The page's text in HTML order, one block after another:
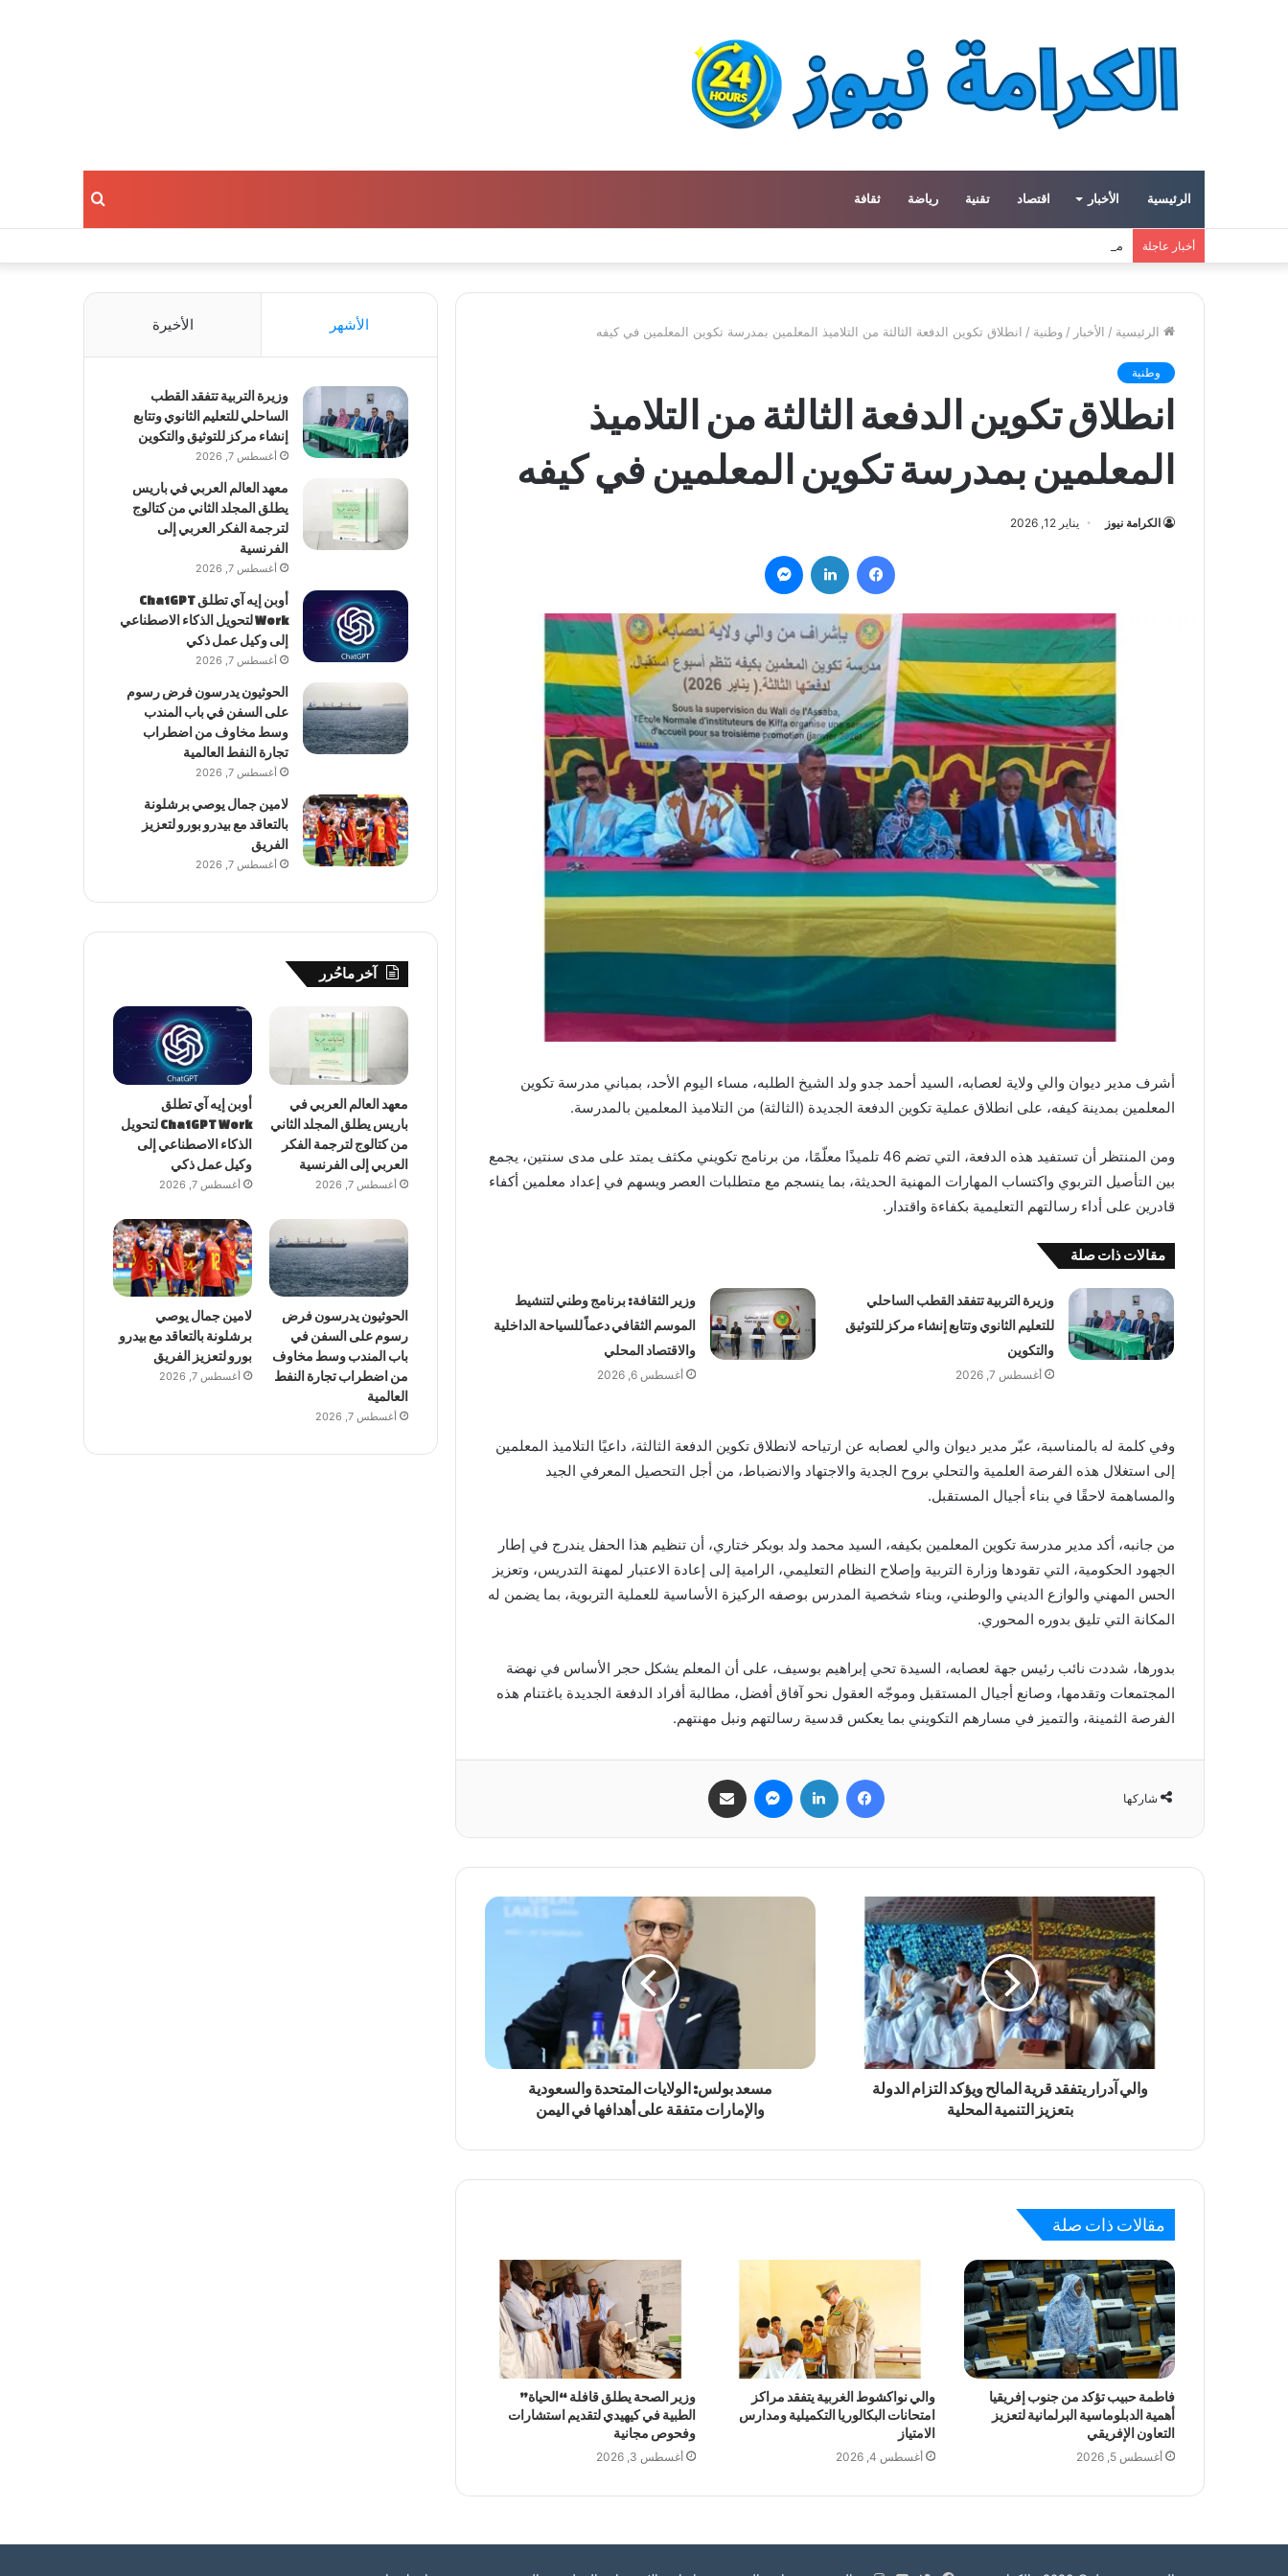
الرئيسية الأخبار اقتصاد تقنية رياضة ثقافة بحث
أخبار عاجلة معهد العالم العربي في باريس يطلق المجلد الثاني من كتالوج لترجمة الفكر العربي إلى الفرنسية
الرئيسية / الأخبار / وطنية / انطلاق تكوين الدفعة الثالثة من التلاميذ المعلمين بمدرسة تكوين المعلمين في كيفه
وطنية
انطلاق تكوين الدفعة الثالثة من التلاميذ
المعلمين بمدرسة تكوين المعلمين في كيفه
الكرامة نيوز يناير 12, 2026
فيسبوك لينكدإن
أشرف مدير ديوان والي ولاية لعصابه، السيد أحمد جدو ولد الشيخ الطلبه، مساء اليوم الأحد، بمباني مدرسة تكوين
المعلمين بمدينة كيفه، على انطلاق عملية تكوين الدفعة الجديدة (الثالثة) من التلاميذ المعلمين بالمدرسة.
ومن المنتظر أن تستفيد هذه الدفعة، التي تضم 46 تلميذًا معلّمًا، من برنامج تكويني مكثف يمتد على مدى سنتين، يجمع
بين التأصيل التربوي واكتساب المهارات المهنية الحديثة، بما ينسجم مع متطلبات العصر ويسهم في إعداد معلمين أكفاء
قادرين على أداء رسالتهم التعليمية بكفاءة واقتدار.
مقالات ذات صلة
وزيرة التربية تتفقد القطب الساحلي
للتعليم الثانوي وتتابع إنشاء مركز للتوثيق
والتكوين
أغسطس 7, 2026
وزير الثقافة: برنامج وطني لتنشيط
الموسم الثقافي دعماً للسياحة الداخلية
والاقتصاد المحلي
أغسطس 6, 2026
وفي كلمة له بالمناسبة، عبّر مدير ديوان والي لعصابه عن ارتياحه لانطلاق تكوين الدفعة الثالثة، داعيًا التلاميذ المعلمين
إلى استغلال هذه الفرصة العلمية والتحلي بروح الجدية والاجتهاد والانضباط، من أجل التحصيل المعرفي الجيد
والمساهمة لاحقًا في بناء أجيال المستقبل.
من جانبه، أكد مدير مدرسة تكوين المعلمين بكيفه، السيد محمد ولد بوبكر ختاري، أن تنظيم هذا الحفل يندرج في إطار
الجهود الحكومية، التي تقودها وزارة التربية وإصلاح النظام التعليمي، الرامية إلى إعادة الاعتبار لمهنة التدريس، وتعزيز
الحس المهني والوازع الديني والوطني، وبناء شخصية المدرس بوصفه الركيزة الأساسية للعملية التربوية، بما يضمن له
المكانة التي تليق بدوره المحوري.
بدورها، شددت نائب رئيس جهة لعصابه، السيدة تحي إبراهيم بوسيف، على أن المعلم يشكل حجر الأساس في نهضة
المجتمعات وتقدمها، وصانع أجيال المستقبل وموجّه العقول نحو آفاق أفضل، مطالبة أفراد الدفعة الجديدة باغتنام هذه
الفرصة الثمينة، والتميز في مسارهم التكويني بما يعكس قدسية رسالتهم ونبل مهنتهم.
شاركها
فيسبوك لينكدإن ماسنجر
والي آدرار يتفقد قرية المالح ويؤكد التزام الدولة
بتعزيز التنمية المحلية
مسعد بولس: الولايات المتحدة والسعودية
والإمارات متفقة على أهدافها في اليمن
مقالات ذات صلة
فاطمة حبيب تؤكد من جنوب إفريقيا
أهمية الدبلوماسية البرلمانية لتعزيز
التعاون الإفريقي
أغسطس 5, 2026
والي نواكشوط الغربية يتفقد مراكز
امتحانات البكالوريا التكميلية ومدارس
الامتياز
أغسطس 4, 2026
وزير الصحة يطلق قافلة “الحياة”
الطبية في كيهيدي لتقديم استشارات
وفحوص مجانية
أغسطس 3, 2026
الأشهر الأخيرة
وزيرة التربية تتفقد القطب
الساحلي للتعليم الثانوي وتتابع
إنشاء مركز للتوثيق والتكوين
أغسطس 7, 2026
معهد العالم العربي في باريس
يطلق المجلد الثاني من كتالوج
لترجمة الفكر العربي إلى
الفرنسية
أغسطس 7, 2026
أوبن إيه آي تطلق ChatGPT
Work لتحويل الذكاء الاصطناعي
إلى وكيل عمل ذكي
أغسطس 7, 2026
الحوثيون يدرسون فرض رسوم
على السفن في باب المندب
وسط مخاوف من اضطراب
تجارة النفط العالمية
أغسطس 7, 2026
لامين جمال يوصي برشلونة
بالتعاقد مع بيدرو بورو لتعزيز
الفريق
أغسطس 7, 2026
آخر ماحُرر
معهد العالم العربي في
باريس يطلق المجلد الثاني
من كتالوج لترجمة الفكر
العربي إلى الفرنسية
أغسطس 7, 2026
أوبن إيه آي تطلق
ChatGPT Work لتحويل
الذكاء الاصطناعي إلى
وكيل عمل ذكي
أغسطس 7, 2026
الحوثيون يدرسون فرض
رسوم على السفن في
باب المندب وسط مخاوف
من اضطراب تجارة النفط
العالمية
أغسطس 7, 2026
لامين جمال يوصي
برشلونة بالتعاقد مع بيدرو
بورو لتعزيز الفريق
أغسطس 7, 2026